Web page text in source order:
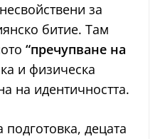
за
битие. Там
“пречупване на
и физическа
на идентичността.
децата